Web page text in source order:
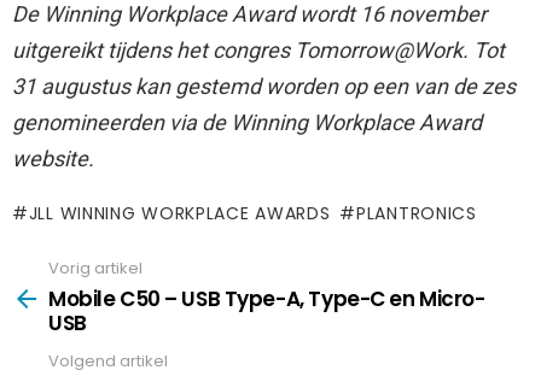
De Winning Workplace Award wordt 16 november
uitgereikt tijdens het congres Tomorrow@Work. Tot
31 augustus kan gestemd worden op een van de zes
genomineerden via de Winning Workplace Award
website​.
JLL WINNING WORKPLACE AWARDS PLANTRONICS
more
Vorig artikel
Mobile C50 – USB Type-A, Type-C en Micro-
USB
Volgend artikel